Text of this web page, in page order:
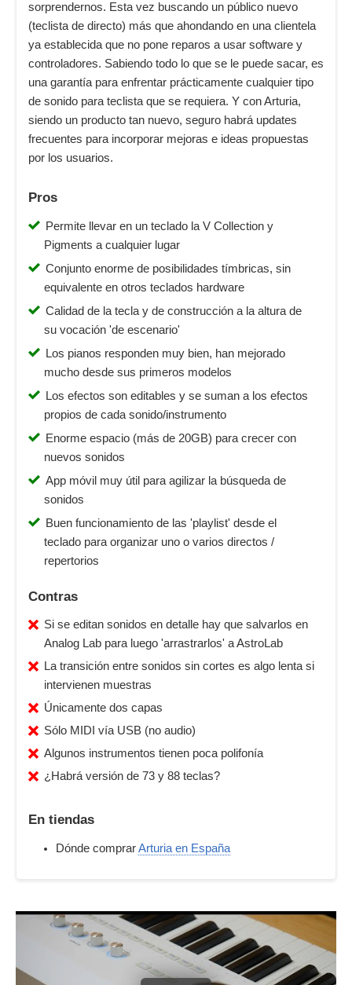
sorprendernos. Esta vez buscando un público nuevo
(teclista de directo) más que ahondando en una clientela
ya establecida que no pone reparos a usar software y
controladores. Sabiendo todo lo que se le puede sacar, es
una garantía para enfrentar prácticamente cualquier tipo
de sonido para teclista que se requiera. Y con Arturia,
siendo un producto tan nuevo, seguro habrá updates
frecuentes para incorporar mejoras e ideas propuestas
por los usuarios.
Pros
Permite llevar en un teclado la V Collection y
Pigments a cualquier lugar
Conjunto enorme de posibilidades tímbricas, sin
equivalente en otros teclados hardware
Calidad de la tecla y de construcción a la altura de
su vocación 'de escenario'
Los pianos responden muy bien, han mejorado
mucho desde sus primeros modelos
Los efectos son editables y se suman a los efectos
propios de cada sonido/instrumento
Enorme espacio (más de 20GB) para crecer con
nuevos sonidos
App móvil muy útil para agilizar la búsqueda de
sonidos
Buen funcionamiento de las 'playlist' desde el
teclado para organizar uno o varios directos /
repertorios
Contras
Si se editan sonidos en detalle hay que salvarlos en
Analog Lab para luego 'arrastrarlos' a AstroLab
La transición entre sonidos sin cortes es algo lenta si
intervienen muestras
Únicamente dos capas
Sólo MIDI vía USB (no audio)
Algunos instrumentos tienen poca polifonía
¿Habrá versión de 73 y 88 teclas?
En tiendas
Dónde comprarArturia en España